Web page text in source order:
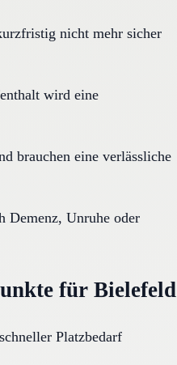
nicht mehr sicher
wird eine
brauchen eine verlässliche
Demenz, Unruhe oder
für Bielefeld
Platzbedarf